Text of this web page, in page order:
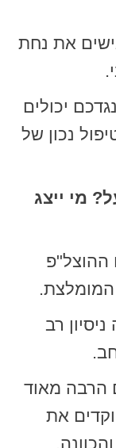
את נחת
יכולים
נכון של
מי ייצג
ההוצל"פ
המומלצת.
רב
הרבה מאוד
את